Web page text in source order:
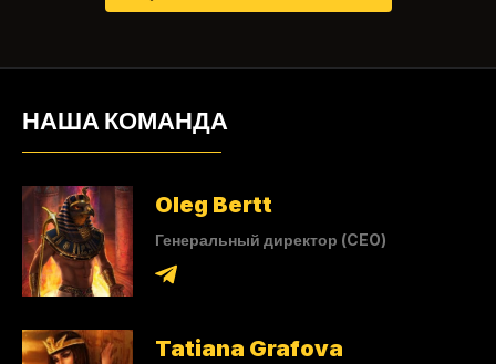
НАША КОМАНДА
Oleg Bertt
Генеральный директор (CEO)
Tatiana Grafova